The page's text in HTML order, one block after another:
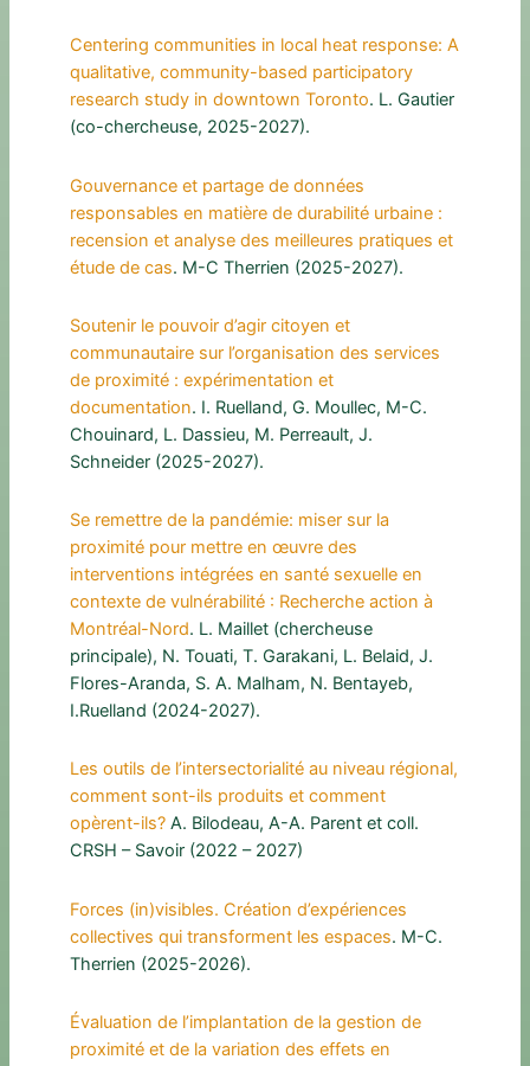
Centering communities in local heat response: A
qualitative, community-based participatory
research study in downtown Toronto. L. Gautier
(co-chercheuse, 2025-2027).
Gouvernance et partage de données
responsables en matière de durabilité urbaine :
recension et analyse des meilleures pratiques et
étude de cas. M-C Therrien (2025-2027).
Soutenir le pouvoir d’agir citoyen et
communautaire sur l’organisation des services
de proximité : expérimentation et
documentation. I. Ruelland, G. Moullec, M-C.
Chouinard, L. Dassieu, M. Perreault, J.
Schneider (2025-2027).
Se remettre de la pandémie: miser sur la
proximité pour mettre en œuvre des
interventions intégrées en santé sexuelle en
contexte de vulnérabilité : Recherche action à
Montréal-Nord. L. Maillet (chercheuse
principale), N. Touati, T. Garakani, L. Belaid, J.
Flores-Aranda, S. A. Malham, N. Bentayeb,
I.Ruelland (2024-2027).
Les outils de l’intersectorialité au niveau régional,
comment sont-ils produits et comment
opèrent-ils?A. Bilodeau, A-A. Parent et coll.
CRSH – Savoir (2022 – 2027)
Forces (in)visibles. Création d’expériences
collectives qui transforment les espaces. M-C.
Therrien (2025-2026).
Évaluation de l’implantation de la gestion de
proximité et de la variation des effets en